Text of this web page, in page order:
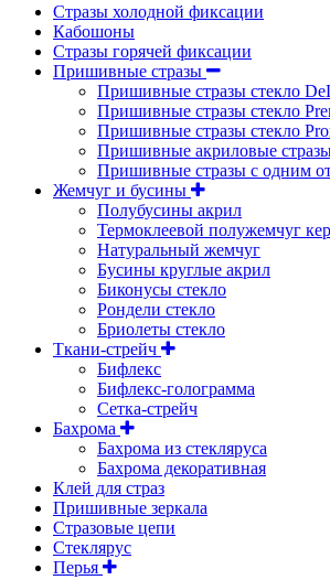
Стразы холодной фиксации
Кабошоны
Стразы горячей фиксации
Пришивные стразы
Пришивные стразы стекло
Пришивные стразы стекло
Пришивные стразы стекло
Пришивные акриловые
Пришивные стразы с одним
Жемчуг и бусины
Полубусины акрил
Термоклеевой полужемчуг
Натуральный жемчуг
Бусины круглые акрил
Биконусы стекло
Рондели стекло
Бриолеты стекло
Ткани-стрейч
Бифлекс
Бифлекс-голограмма
Сетка-стрейч
Бахрома
Бахрома из стекляруса
Бахрома декоративная
Клей для страз
Пришивные зеркала
Cтразовые цепи
Стеклярус
Перья